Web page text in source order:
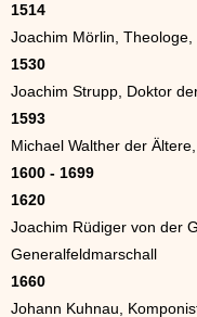
1514
Joachim Mörlin,
1530
Joachim Strupp, Doktor
1593
Michael Walther der
1600 - 1699
1620
Joachim Rüdiger von der
Generalfeldmarschall
1660
Johann Kuhnau,